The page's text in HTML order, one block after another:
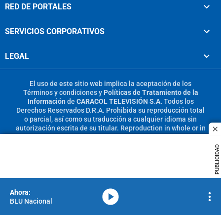
PUBLICIDAD
RED DE PORTALES
SERVICIOS CORPORATIVOS
LEGAL
El uso de este sitio web implica la aceptación de los
Términos y condicionesy Políticas de Tratamiento de la
Información de CARACOL TELEVISIÓN S.A. Todos los
Derechos Reservados D.R.A. Prohibida su reproducción total
o parcial, así como su traducción a cualquier idioma sin
autorización escrita de su titular. Reproduction in whole or in
BLU Nacional